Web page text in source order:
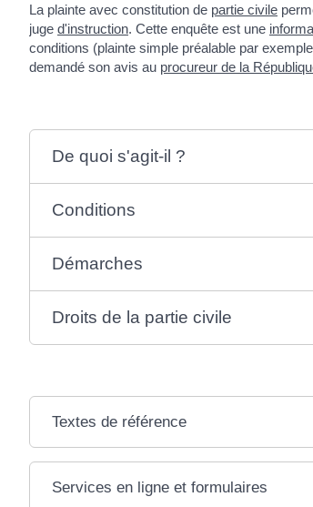
La plainte avec constitution de partie civile
juge d'instruction. Cette enquête est une
conditions (plainte simple préalable par
demandé son avis au procureur de la
De quoi s'agit-il ?
Conditions
Démarches
Droits de la partie civile
Textes de référence
Services en ligne et formulaires